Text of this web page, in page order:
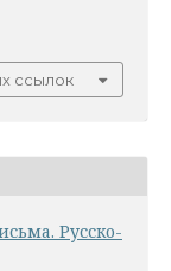
ссылок
Русско-